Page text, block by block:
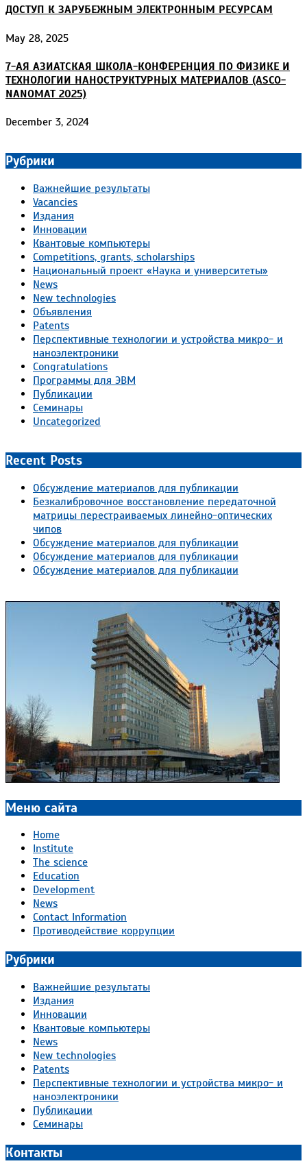
ДОСТУП К ЗАРУБЕЖНЫМ ЭЛЕКТРОННЫМ РЕСУРСАМ
May 28, 2025
7-АЯ АЗИАТСКАЯ ШКОЛА-КОНФЕРЕНЦИЯ ПО ФИЗИКЕ И
ТЕХНОЛОГИИ НАНОСТРУКТУРНЫХ МАТЕРИАЛОВ (ASCO-
NANOMAT 2025)
December 3, 2024
Рубрики
Важнейшие результаты
Vacancies
Издания
Инновации
Квантовые компьютеры
Competitions, grants, scholarships
Национальный проект «Наука и университеты»
News
New technologies
Объявления
Patents
Перспективные технологии и устройства микро- и
наноэлектроники
Congratulations
Программы для ЭВМ
Публикации
Семинары
Uncategorized
Recent Posts
Обсуждение материалов для публикации
Безкалибровочное восстановление передаточной
матрицы перестраиваемых линейно-оптических
чипов
Обсуждение материалов для публикации
Обсуждение материалов для публикации
Обсуждение материалов для публикации
Меню сайта
Home
Institute
The science
Education
Development
News
Contact Information
Противодействие коррупции
Рубрики
Важнейшие результаты
Издания
Инновации
Квантовые компьютеры
News
New technologies
Patents
Перспективные технологии и устройства микро- и
наноэлектроники
Публикации
Семинары
Контакты